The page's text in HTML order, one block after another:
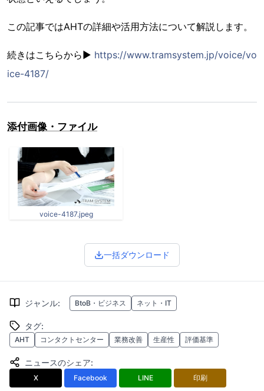
この記事ではAHTの詳細や活用方法について解説します。
続きはこちらから▶︎ https://www.tramsystem.jp/voice/vo
ice-4187/
添付画像・ファイル
voice-4187.jpeg
一括ダウンロード
ジャンル: BtoB・ビジネス ネット・IT
タグ:
AHT コンタクトセンター 業務改善 生産性 評価基準
ニュースのシェア:
X Facebook LINE 印刷